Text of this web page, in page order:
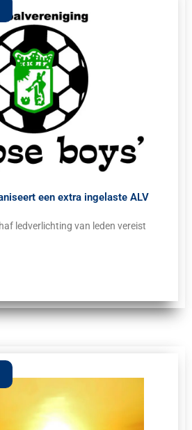
een extra ingelaste ALV
ledverlichting van leden vereist